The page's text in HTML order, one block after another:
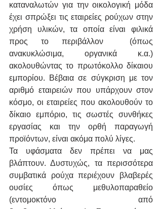
καταναλωτών για την οικολογική μόδα
έχει σπρώξει τις εταιρείες ρούχων στην
χρήση υλικών, τα οποία είναι φιλικά
προς το περιβάλλον  (όπως
ανακυκλώσιμα, οργανικά κ.α.)
ακολουθώντας το πρωτόκολλο δίκαιου
εμπορίου. Βέβαια σε σύγκριση με τον
αριθμό εταιρειών που υπάρχουν στον
κόσμο, οι εταιρείες που ακολουθούν το
δίκαιο εμπόριο, τις σωστές συνθήκες
εργασίας και την ορθή παραγωγή
προϊόντων, είναι ακόμα πολύ λίγες.
Τα υφάσματα δεν πρέπει να μας
βλάπτουν. Δυστυχώς, τα περισσότερα
συμβατικά ρούχα περιέχουν βλαβερές
ουσίες όπως μεθυλοπαραθείο
(εντομοκτόνο από